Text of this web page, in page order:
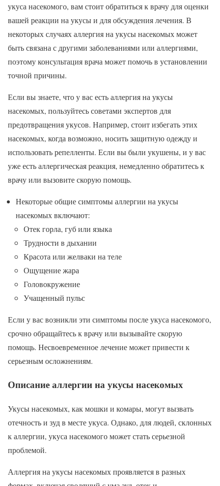
укуса насекомого, вам стоит обратиться к врачу для оценки
вашей реакции на укусы и для обсуждения лечения. В
некоторых случаях аллергия на укусы насекомых может
быть связана с другими заболеваниями или аллергиями,
поэтому консультация врача может помочь в установлении
точной причины.
Если вы знаете, что у вас есть аллергия на укусы
насекомых, пользуйтесь советами экспертов для
предотвращения укусов. Например, стоит избегать этих
насекомых, когда возможно, носить защитную одежду и
использовать репелленты. Если вы были укушены, и у вас
уже есть аллергическая реакция, немедленно обратитесь к
врачу или вызовите скорую помощь.
Некоторые общие симптомы аллергии на укусы
насекомых включают:
Отек горла, губ или языка
Трудности в дыхании
Красота или желваки на теле
Ощущение жара
Головокружение
Учащенный пульс
Если у вас возникли эти симптомы после укуса насекомого,
срочно обращайтесь к врачу или вызывайте скорую
помощь. Несвоевременное лечение может привести к
серьезным осложнениям.
Описание аллергии на укусы насекомых
Укусы насекомых, как мошки и комары, могут вызвать
отечность и зуд в месте укуса. Однако, для людей, склонных
к аллергии, укуса насекомого может стать серьезной
проблемой.
Аллергия на укусы насекомых проявляется в разных